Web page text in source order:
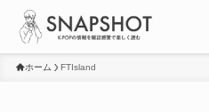
ホーム FTIsland